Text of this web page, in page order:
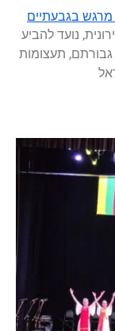
נועד להביע
גבורתם, תעצומות